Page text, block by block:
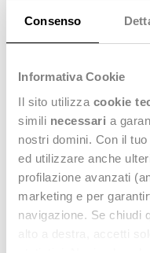
Consenso
Informativa Cookie
Il sito utilizza cookie
simili necessari a
nostri domini. Con il
ed utilizzare anche
profilazione avanzati
marketing e per
navigazione. Se chiudi
Uno spazio importante
tecnologia dal potenziale
migliorare i forecast e
chain non tracciata,
risolverle. La tecnologia
sfida è costruire modelli di
giusti– e l’AI può
percorso.
Siamo orgogliosi di
all’interno
supply chain: più